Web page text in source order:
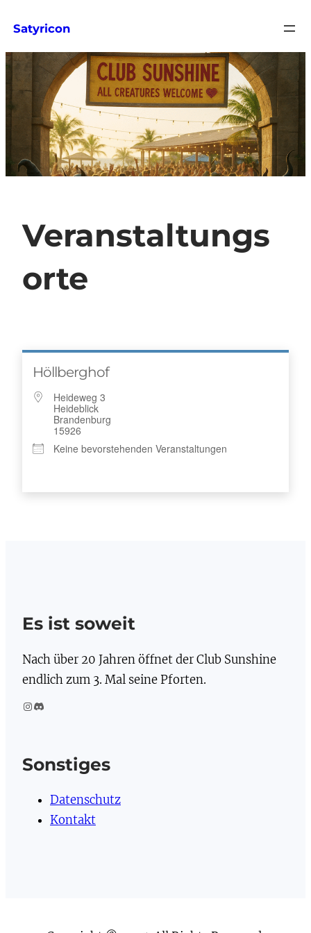
Inhalt
springen
Satyricon
Veranstaltungs
orte
Höllberghof
Heideweg 3
Heideblick
Brandenburg
15926
Keine bevorstehenden Veranstaltungen
Es ist soweit
Nach über 20 Jahren öffnet der Club Sunshine
endlich zum 3. Mal seine Pforten.
InstagramDiscord
Sonstiges
Datenschutz
Kontakt